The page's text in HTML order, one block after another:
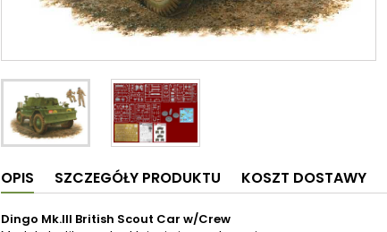
OPIS SZCZEGÓŁY PRODUKTU KOSZT DOSTAWY
Dingo Mk.III British Scout Car w/Crew